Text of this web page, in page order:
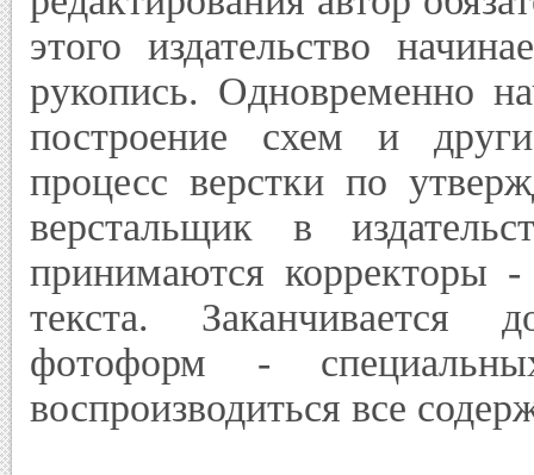
этого издательство
рукопись. Одновременно
построение схем и
процесс верстки по
верстальщик в
принимаются корректоры
текста. Заканчивается
фотоформ -
воспроизводиться все